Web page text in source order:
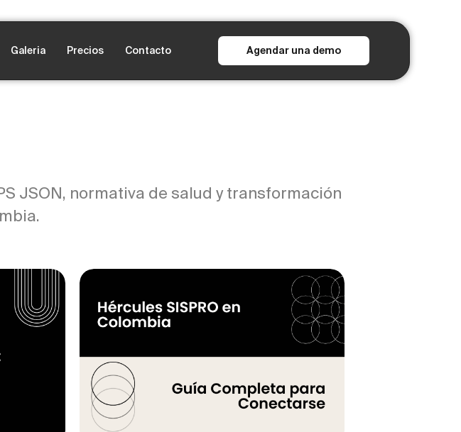
Galeria Precios Contacto Agendar una demo
JSON, normativa de salud y transformación